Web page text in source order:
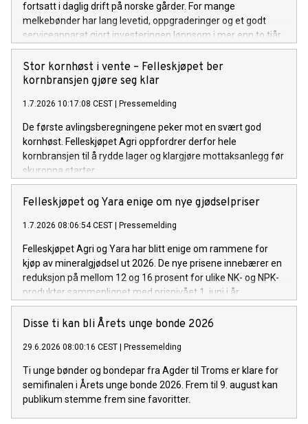
fortsatt i daglig drift på norske gårder. For mange
melkebønder har lang levetid, oppgraderinger og et godt
serviceapparat gjort investeringen lønnsom i mer enn to tiår.
Stor kornhøst i vente – Felleskjøpet ber
kornbransjen gjøre seg klar
1.7.2026 10:17:08 CEST Pressemelding
De første avlingsberegningene peker mot en svært god
kornhøst. Felleskjøpet Agri oppfordrer derfor hele
kornbransjen til å rydde lager og klargjøre mottaksanlegg før
skuronna starter.
Felleskjøpet og Yara enige om nye gjødselpriser
1.7.2026 08:06:54 CEST Pressemelding
Felleskjøpet Agri og Yara har blitt enige om rammene for
kjøp av mineralgjødsel ut 2026. De nye prisene innebærer en
reduksjon på mellom 12 og 16 prosent for ulike NK- og NPK-
produkter sammenlignet med prisnivået 1. juni i år.
Disse ti kan bli Årets unge bonde 2026
29.6.2026 08:00:16 CEST Pressemelding
Ti unge bønder og bondepar fra Agder til Troms er klare for
semifinalen i Årets unge bonde 2026. Frem til 9. august kan
publikum stemme frem sine favoritter.